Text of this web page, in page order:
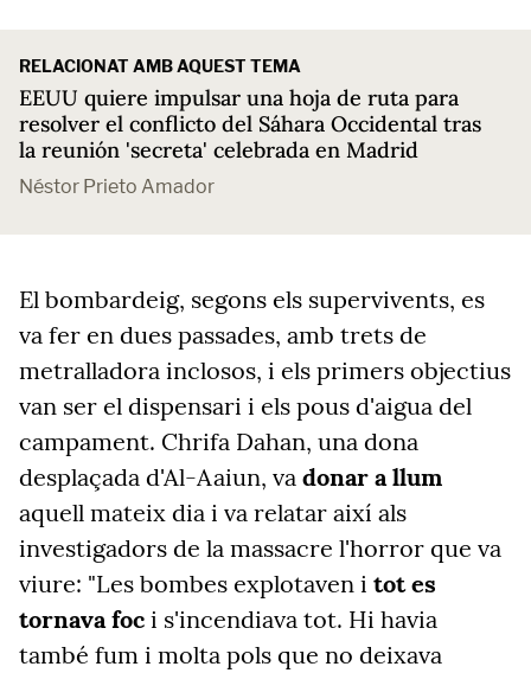
RELACIONAT AMB AQUEST TEMA
EEUU quiere impulsar una hoja de ruta para
resolver el conflicto del Sáhara Occidental tras
la reunión 'secreta' celebrada en Madrid
Néstor Prieto Amador
El bombardeig, segons els supervivents, es
va fer en dues passades, amb trets de
metralladora inclosos, i els primers objectius
van ser el dispensari i els pous d'aigua del
campament. Chrifa Dahan, una dona
desplaçada d'Al-Aaiun, va donar a llum
aquell mateix dia i va relatar així als
investigadors de la massacre l'horror que va
viure: "Les bombes explotaven i tot es
tornava foc i s'incendiava tot. Hi havia
també fum i molta pols que no deixava